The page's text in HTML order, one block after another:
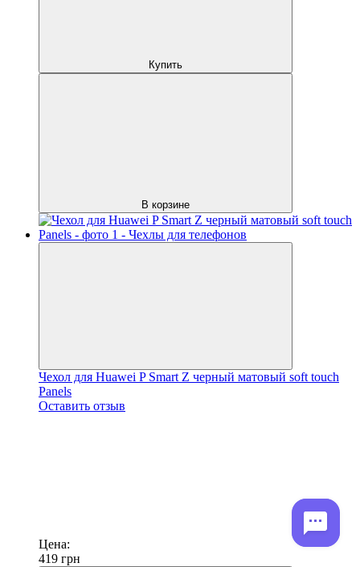
Купить
В корзине
Чехол для Huawei P Smart Z черный матовый soft touch
Panels
Оставить отзыв
Цена:
419 грн